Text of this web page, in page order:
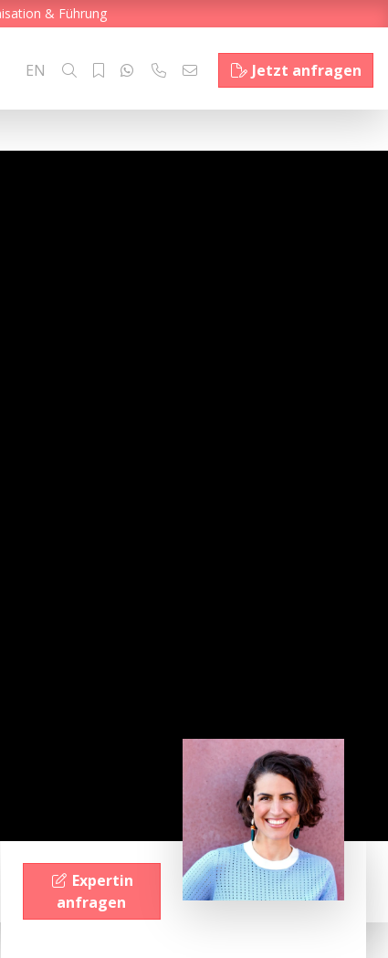
& Führung
EN Jetzt anfragen
Expertin
anfragen